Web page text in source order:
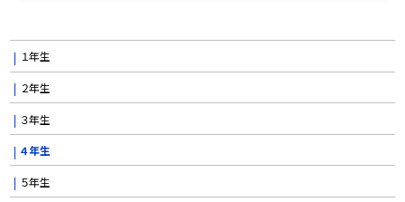
１年生
２年生
３年生
４年生
５年生